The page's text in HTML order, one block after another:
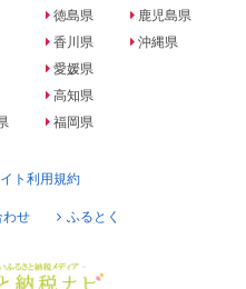
徳島県
香川県
愛媛県
高知県
福岡県
鹿児島県
沖縄県
ト利用規約
わせ ふるとく